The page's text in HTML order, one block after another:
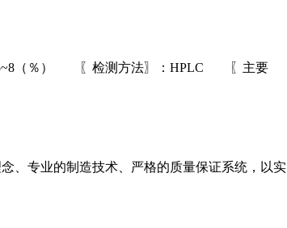
（％） 〖检测方法〗：HPLC 〖主要
、专业的制造技术、严格的质量保证系统，以实